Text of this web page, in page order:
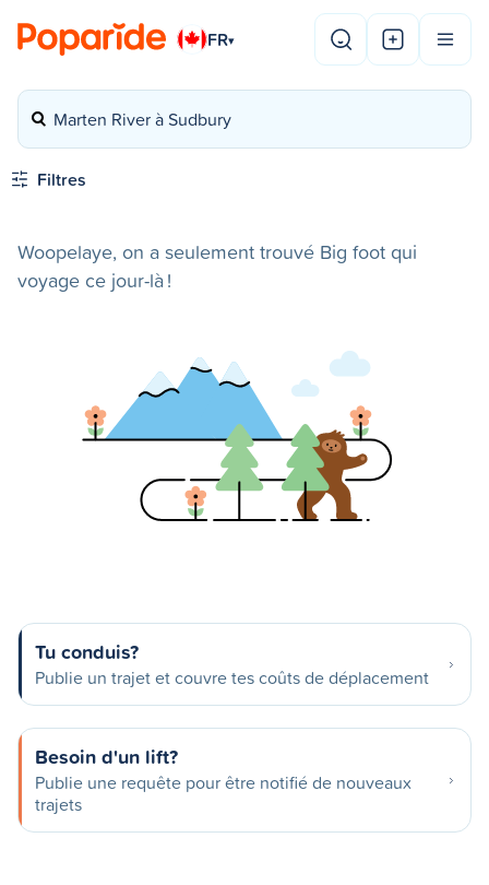
FR▾
Marten River à Sudbury
Filtres
Woopelaye, on a seulement trouvé Big foot qui
voyage ce jour-là !
Tu conduis?
Publie un trajet et couvre tes coûts de déplacement
Besoin d'un lift?
Publie une requête pour être notifié de nouveaux
trajets